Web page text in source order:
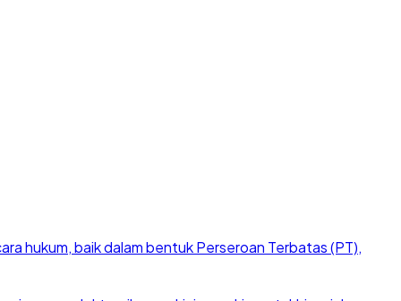
hukum, baik dalam bentuk Perseroan Terbatas (PT),